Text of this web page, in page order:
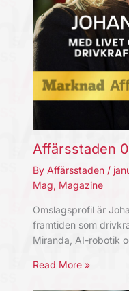
Affärsstaden
By Affärsstaden /
Mag, Magazine
Omslagsprofil är
framtiden som
Miranda, AI-robotik
Read More »